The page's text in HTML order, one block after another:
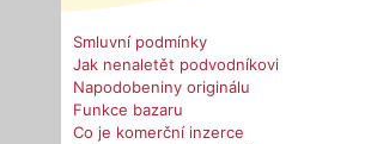
Smluvní podmínky
Jak nenaletět podvodníkovi
Napodobeniny originálu
Funkce bazaru
Co je komerční inzerce